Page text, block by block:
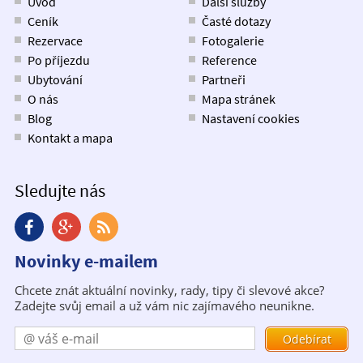
Ceník
Rezervace
Po příjezdu
Ubytování
O nás
Blog
Kontakt a mapa
Časté dotazy
Fotogalerie
Reference
Partneři
Mapa stránek
Nastavení cookies
Sledujte nás
Novinky e-mailem
Chcete znát aktuální novinky, rady, tipy či slevové akce?
Zadejte svůj email a už vám nic zajímavého neunikne.